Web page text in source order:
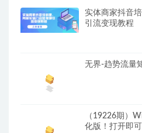
实体商家抖音
引流变现教程
无界-趋势流量
（19226期）
化版！打开即